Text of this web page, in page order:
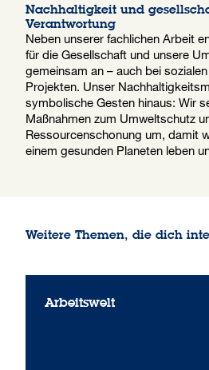
Nachhaltigkeit und
Verantwortung
Neben unserer fachlichen Arbeit
für die Gesellschaft und unsere
gemeinsam an – auch bei
Projekten. Unser
symbolische Gesten hinaus: Wir
Maßnahmen zum Umweltschutz
Ressourcenschonung um, damit
einem gesunden Planeten leben
Weitere Themen, die dich
Arbeitswelt